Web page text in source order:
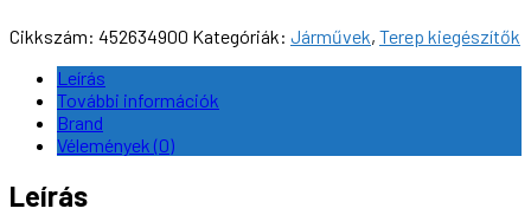
Cikkszám: 452634900 Kategóriák: Járművek, Terep kiegészítők
Leírás
További információk
Brand
Vélemények (0)
Leírás